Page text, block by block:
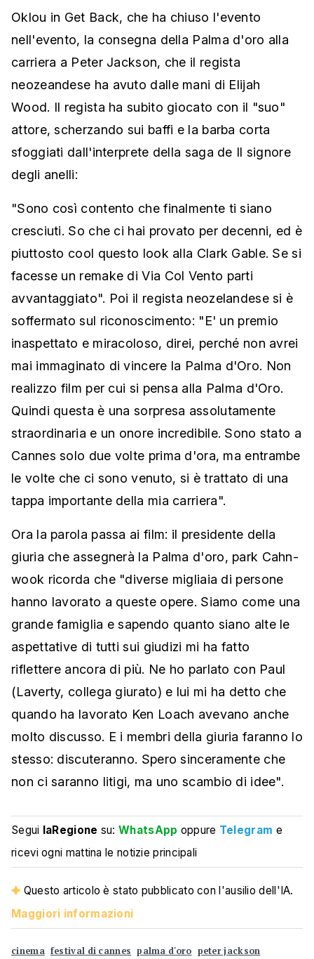
Oklou in Get Back, che ha chiuso l'evento
nell'evento, la consegna della Palma d'oro alla
carriera a Peter Jackson, che il regista
neozeandese ha avuto dalle mani di Elijah
Wood. Il regista ha subito giocato con il "suo"
attore, scherzando sui baffi e la barba corta
sfoggiati dall'interprete della saga de Il signore
degli anelli:
"Sono così contento che finalmente ti siano
cresciuti. So che ci hai provato per decenni, ed è
piuttosto cool questo look alla Clark Gable. Se si
facesse un remake di Via Col Vento parti
avvantaggiato". Poi il regista neozelandese si è
soffermato sul riconoscimento: "E' un premio
inaspettato e miracoloso, direi, perché non avrei
mai immaginato di vincere la Palma d'Oro. Non
realizzo film per cui si pensa alla Palma d'Oro.
Quindi questa è una sorpresa assolutamente
straordinaria e un onore incredibile. Sono stato a
Cannes solo due volte prima d'ora, ma entrambe
le volte che ci sono venuto, si è trattato di una
tappa importante della mia carriera".
Ora la parola passa ai film: il presidente della
giuria che assegnerà la Palma d'oro, park Cahn-
wook ricorda che "diverse migliaia di persone
hanno lavorato a queste opere. Siamo come una
grande famiglia e sapendo quanto siano alte le
aspettative di tutti sui giudizi mi ha fatto
riflettere ancora di più. Ne ho parlato con Paul
(Laverty, collega giurato) e lui mi ha detto che
quando ha lavorato Ken Loach avevano anche
molto discusso. E i membri della giuria faranno lo
stesso: discuteranno. Spero sinceramente che
non ci saranno litigi, ma uno scambio di idee".
Segui laRegione su:WhatsApp oppure Telegram e
ricevi ogni mattina le notizie principali
Questo articolo è stato pubblicato con l'ausilio dell'IA.
Maggiori informazioni
cinema festival di cannes palma d'oro peter jackson